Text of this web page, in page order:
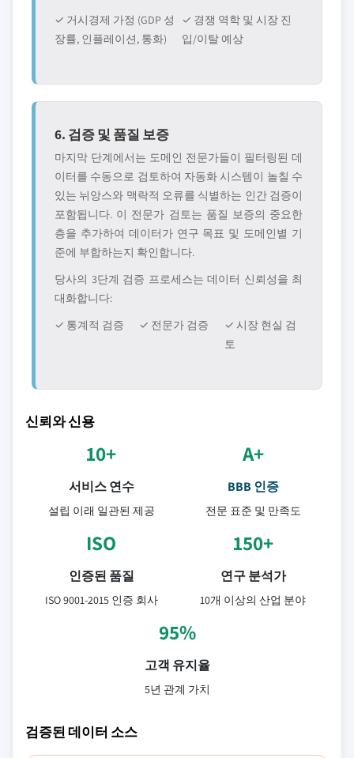
✓ 거시경제 가정 (GDP 성
장률, 인플레이션, 통화)
✓ 경쟁 역학 및 시장 진
입/이탈 예상
6. 검증 및 품질 보증
마지막 단계에서는 도메인 전문가들이 필터링된 데
이터를 수동으로 검토하여 자동화 시스템이 놀칠 수
있는 뉘앙스와 맥락적 오류를 식별하는 인간 검증이
포함됩니다. 이 전문가 검토는 품질 보증의 중요한
층을 추가하여 데이터가 연구 목표 및 도메인별 기
준에 부합하는지 확인합니다.
당사의 3단계 검증 프로세스는 데이터 신뢰성을 최
대화합니다:
✓ 통계적 검증
✓ 전문가 검증
✓ 시장 현실 검
토
신뢰와 신용
10+
서비스 연수
설립 이래 일관된 제공
A+
BBB 인증
전문 표준 및 만족도
ISO
인증된 품질
ISO 9001-2015 인증 회사
150+
연구 분석가
10개 이상의 산업 분야
95%
고객 유지율
5년 관계 가치
검증된 데이터 소스